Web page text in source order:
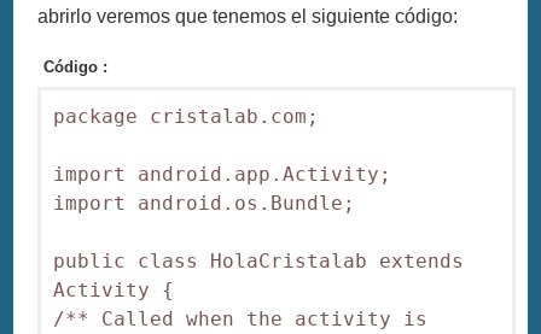
abrirlo veremos que tenemos el siguiente código:
Código :
package cristalab.com;
import android.app.Activity;
import android.os.Bundle;
public class HolaCristalab extends
Activity {
/** Called when the activity is